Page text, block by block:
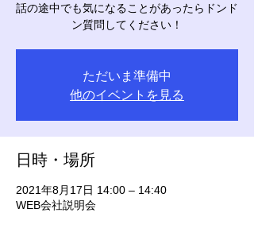
話の途中でも気になることがあったらドンド
ン質問してください！
ただいま準備中
他のイベントを見る
日時・場所
2021年8月17日 14:00 – 14:40
WEB会社説明会